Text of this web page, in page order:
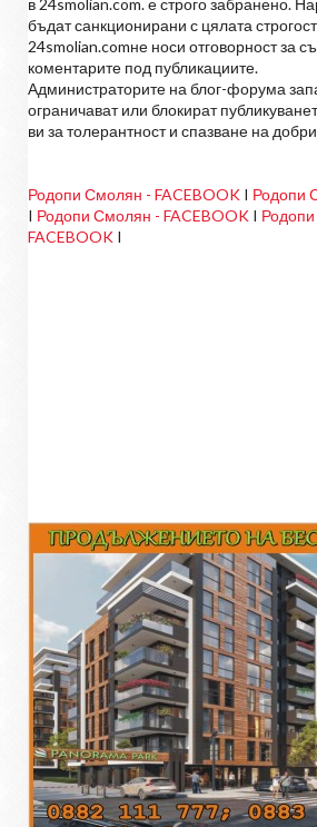
бъдат санкционирани с цялата
24smolian.comне носи отговорност за
коментарите под публикациите.
Администраторите на блог-форума
ограничават или блокират
ви за толерантност и спазване на
Родопи Смолян - FACEBOOK I Родопи
I Родопи Смолян - FACEBOOK I
FACEBOOK I